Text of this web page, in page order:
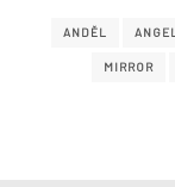
ANDĚL ANGEL
MIRROR